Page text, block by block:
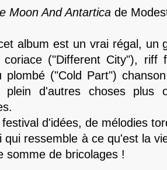
Moon And Antartica de
album est un vrai régal, un
coriace ("Different City"), riff
plombé ("Cold Part")
d'autres choses plus
d'idées, de mélodies
qui ressemble à ce qu'est la
somme de bricolages !